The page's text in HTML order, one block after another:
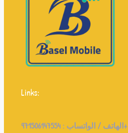
Links:
الهاتف / الواتساب :971506147554+